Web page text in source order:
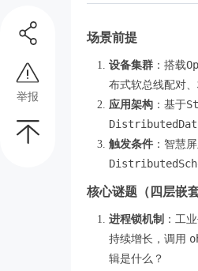
举报
场景前提
设备集群 ：搭载
布式软总线配对
应用架构 ：基于
触发条件 ：智慧
核心谜题（四层嵌套
进程锁机制 ：工
持续增长，调用
辑是什么？